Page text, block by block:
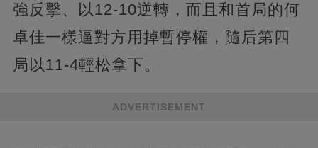
強反擊、以12-10逆轉，而且和首局的何
卓佳一樣逼對方用掉暫停權，隨后第四
局以11-4輕松拿下。
ADVERTISEMENT